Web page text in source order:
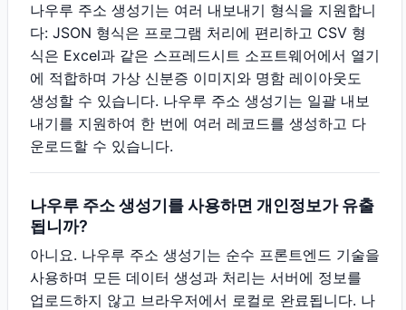
나우루 주소 생성기는 여러 내보내기 형식을 지원합니
다: JSON 형식은 프로그램 처리에 편리하고 CSV 형
식은 Excel과 같은 스프레드시트 소프트웨어에서 열기
에 적합하며 가상 신분증 이미지와 명함 레이아웃도
생성할 수 있습니다. 나우루 주소 생성기는 일괄 내보
내기를 지원하여 한 번에 여러 레코드를 생성하고 다
운로드할 수 있습니다.
나우루 주소 생성기를 사용하면 개인정보가 유출
됩니까?
아니요. 나우루 주소 생성기는 순수 프론트엔드 기술을
사용하며 모든 데이터 생성과 처리는 서버에 정보를
업로드하지 않고 브라우저에서 로컬로 완료됩니다. 나